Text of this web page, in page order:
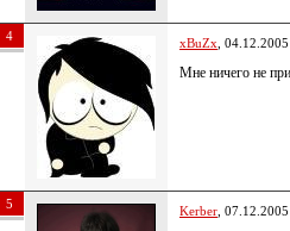
4 xBuZx ,
Мне ничего не
5 Kerber ,